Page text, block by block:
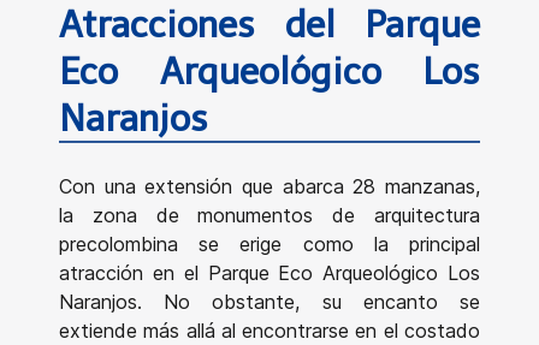
Atracciones del Parque
Eco Arqueológico Los
Naranjos
Con una extensión que abarca 28 manzanas,
la zona de monumentos de arquitectura
precolombina se erige como la principal
atracción en el Parque Eco Arqueológico Los
Naranjos. No obstante, su encanto se
extiende más allá al encontrarse en el costado